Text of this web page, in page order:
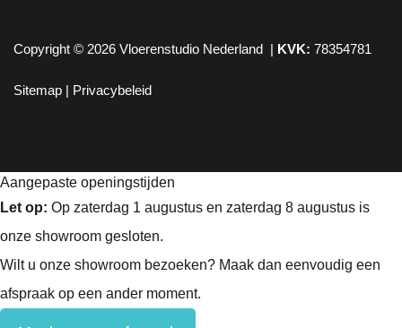
Copyright © 2026 Vloerenstudio Nederland | KVK: 78354781
Sitemap | Privacybeleid
Aangepaste openingstijden
Let op: Op zaterdag 1 augustus en zaterdag 8 augustus is
onze showroom gesloten.
Wilt u onze showroom bezoeken? Maak dan eenvoudig een
afspraak op een ander moment.